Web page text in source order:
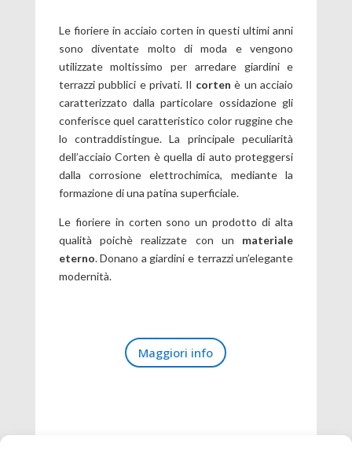
Le fioriere in acciaio corten in questi ultimi anni
sono diventate molto di moda e vengono
utilizzate moltissimo per arredare giardini e
terrazzi pubblici e privati. Il corten è un acciaio
caratterizzato dalla particolare ossidazione gli
conferisce quel caratteristico color ruggine che
lo contraddistingue. La principale peculiarità
dell’acciaio Corten è quella di auto proteggersi
dalla corrosione elettrochimica, mediante la
formazione di una patina superficiale.
Le fioriere in corten sono un prodotto di alta
qualità poichè realizzate con un materiale
eterno. Donano a giardini e terrazzi un’elegante
modernità.
Maggiori info